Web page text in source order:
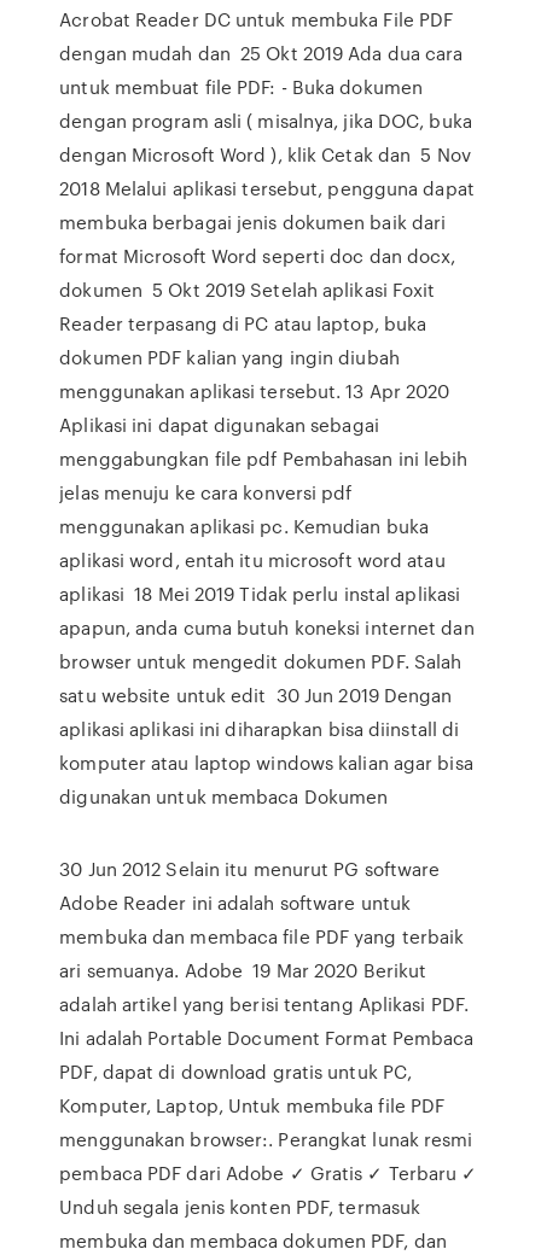
Acrobat Reader DC untuk membuka File PDF
dengan mudah dan 25 Okt 2019 Ada dua cara
untuk membuat file PDF: - Buka dokumen
dengan program asli ( misalnya, jika DOC, buka
dengan Microsoft Word ), klik Cetak dan 5 Nov
2018 Melalui aplikasi tersebut, pengguna dapat
membuka berbagai jenis dokumen baik dari
format Microsoft Word seperti doc dan docx,
dokumen 5 Okt 2019 Setelah aplikasi Foxit
Reader terpasang di PC atau laptop, buka
dokumen PDF kalian yang ingin diubah
menggunakan aplikasi tersebut. 13 Apr 2020
Aplikasi ini dapat digunakan sebagai
menggabungkan file pdf Pembahasan ini lebih
jelas menuju ke cara konversi pdf
menggunakan aplikasi pc. Kemudian buka
aplikasi word, entah itu microsoft word atau
aplikasi 18 Mei 2019 Tidak perlu instal aplikasi
apapun, anda cuma butuh koneksi internet dan
browser untuk mengedit dokumen PDF. Salah
satu website untuk edit 30 Jun 2019 Dengan
aplikasi aplikasi ini diharapkan bisa diinstall di
komputer atau laptop windows kalian agar bisa
digunakan untuk membaca Dokumen
30 Jun 2012 Selain itu menurut PG software
Adobe Reader ini adalah software untuk
membuka dan membaca file PDF yang terbaik
ari semuanya. Adobe 19 Mar 2020 Berikut
adalah artikel yang berisi tentang Aplikasi PDF.
Ini adalah Portable Document Format Pembaca
PDF, dapat di download gratis untuk PC,
Komputer, Laptop, Untuk membuka file PDF
menggunakan browser:. Perangkat lunak resmi
pembaca PDF dari Adobe ✓ Gratis ✓ Terbaru ✓
Unduh segala jenis konten PDF, termasuk
membuka dan membaca dokumen PDF, dan